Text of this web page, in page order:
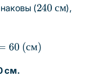
(240
240 см),
= 240 : 4 = 60 \text{
60(см)
см.